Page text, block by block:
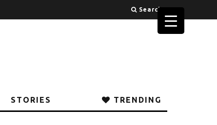
Search
STORIES TRENDING